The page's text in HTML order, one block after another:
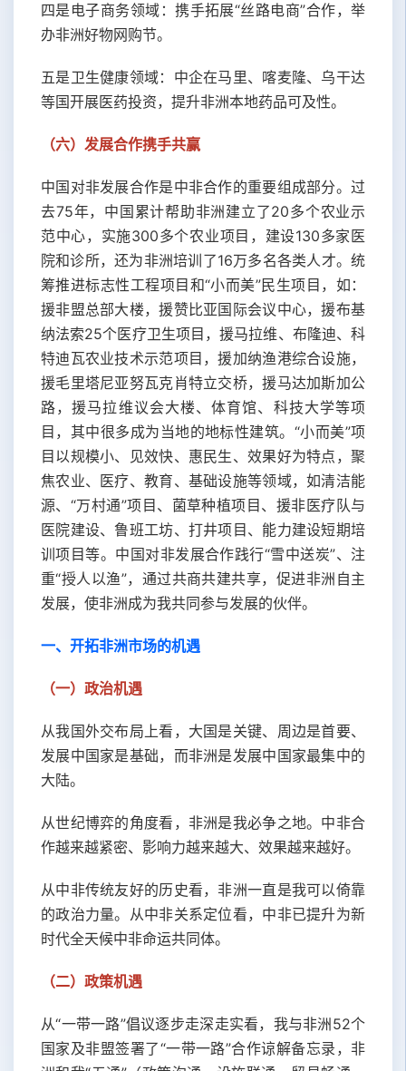
四是电子商务领域：携手拓展“丝路电商”合作，举
办非洲好物网购节。
五是卫生健康领域：中企在马里、喀麦隆、乌干达
等国开展医药投资，提升非洲本地药品可及性。
（六）发展合作携手共赢
中国对非发展合作是中非合作的重要组成部分。过
去75年，中国累计帮助非洲建立了20多个农业示
范中心，实施300多个农业项目，建设130多家医
院和诊所，还为非洲培训了16万多名各类人才。统
筹推进标志性工程项目和“小而美”民生项目，如：
援非盟总部大楼，援赞比亚国际会议中心，援布基
纳法索25个医疗卫生项目，援马拉维、布隆迪、科
特迪瓦农业技术示范项目，援加纳渔港综合设施，
援毛里塔尼亚努瓦克肖特立交桥，援马达加斯加公
路，援马拉维议会大楼、体育馆、科技大学等项
目，其中很多成为当地的地标性建筑。“小而美”项
目以规模小、见效快、惠民生、效果好为特点，聚
焦农业、医疗、教育、基础设施等领域，如清洁能
源、“万村通”项目、菌草种植项目、援非医疗队与
医院建设、鲁班工坊、打井项目、能力建设短期培
训项目等。中国对非发展合作践行“雪中送炭”、注
重“授人以渔”，通过共商共建共享，促进非洲自主
发展，使非洲成为我共同参与发展的伙伴。
一、开拓非洲市场的机遇
（一）政治机遇
从我国外交布局上看，大国是关键、周边是首要、
发展中国家是基础，而非洲是发展中国家最集中的
大陆。
从世纪博弈的角度看，非洲是我必争之地。中非合
作越来越紧密、影响力越来越大、效果越来越好。
从中非传统友好的历史看，非洲一直是我可以倚靠
的政治力量。从中非关系定位看，中非已提升为新
时代全天候中非命运共同体。
（二）政策机遇
从“一带一路”倡议逐步走深走实看，我与非洲52个
国家及非盟签署了“一带一路”合作谅解备忘录，非